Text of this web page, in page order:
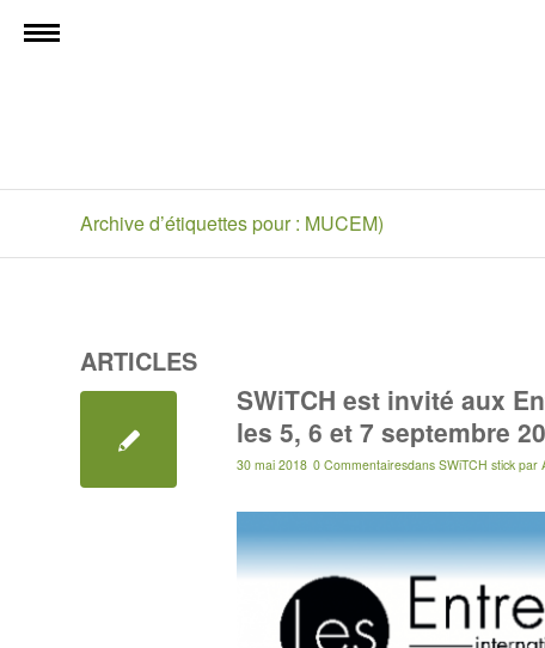
Archive d’étiquettes pour : MUCEM)
ARTICLES
SWiTCH est invité aux
les 5, 6 et 7 septembre
30 mai 2018 0 Commentairesdans SWiTCH stick par